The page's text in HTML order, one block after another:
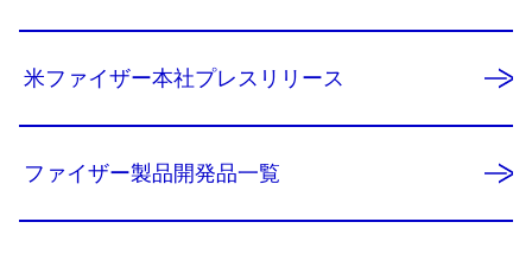
米ファイザー本社プレスリリース
ファイザー製品開発品一覧